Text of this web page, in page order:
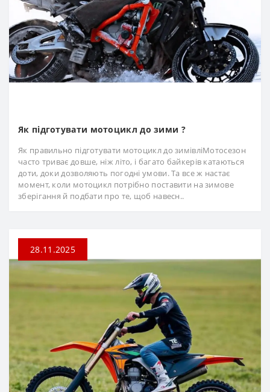
Як підготувати мотоцикл до зими ?
Як правильно підготувати мотоцикл до зимівліМотосезон
часто триває довше, ніж літо, і багато байкерів катаються
доти, доки дозволяють погодні умови. Та все ж настає
момент, коли мотоцикл потрібно поставити на зимове
зберігання й подбати про те, щоб навесн..
28.11.2025